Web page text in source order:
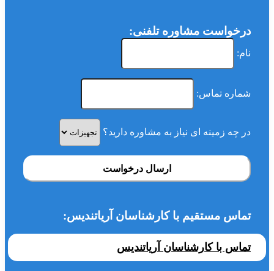
درخواست مشاوره تلفنی:
نام:
شماره تماس:
در چه زمینه ای نیاز به مشاوره دارید؟
ارسال درخواست
تماس مستقیم با کارشناسان آریاتندیس:
تماس با کارشناسان آریاتندیس